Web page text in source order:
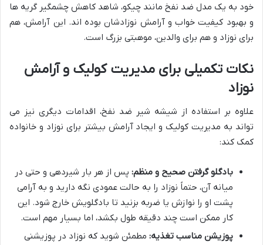
خود به یک مدل ضد نفخ مانند چیکو، شاهد کاهش چشمگیر گریه ها
و بهبود کیفیت خواب و آرامش نوزادشان بوده اند. این آرامش، هم
برای نوزاد و هم برای والدین، موهبتی بزرگ است.
نکات تکمیلی برای مدیریت کولیک و آرامش
نوزاد
علاوه بر استفاده از شیشه شیر ضد نفخ، اقدامات دیگری نیز می
تواند به مدیریت کولیک و ایجاد آرامش بیشتر برای نوزاد و خانواده
کمک کند:
بادگلو گرفتن صحیح و منظم: پس از هر بار شیردهی و حتی در
میانه آن، حتماً نوزاد را به حالت عمودی نگه دارید و به آرامی
پشت او را نوازش یا ضربه بزنید تا بادگلویش خارج شود. این
کار ممکن است چند دقیقه طول بکشد، اما بسیار مهم است.
پوزیشن مناسب تغذیه: مطمئن شوید که نوزاد در پوزیشنی